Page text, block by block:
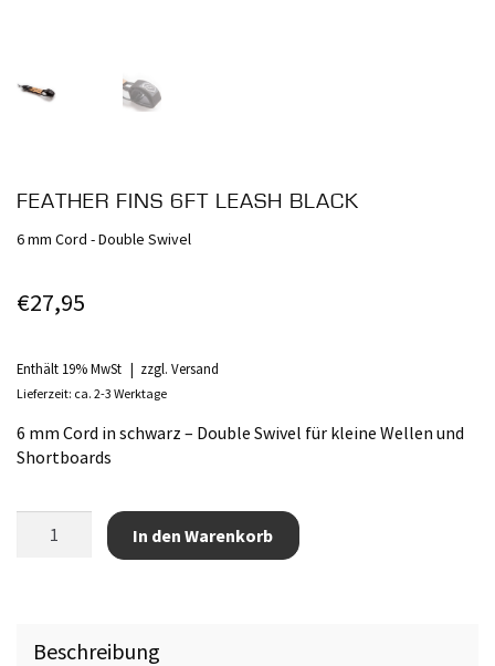
FEATHER FINS 6FT LEASH BLACK
6 mm Cord - Double Swivel
€27,95
Enthält 19% MwSt zzgl. Versand
Lieferzeit: ca. 2-3 Werktage
6 mm Cord in schwarz – Double Swivel für kleine Wellen und
Shortboards
Menge
In den Warenkorb
Beschreibung